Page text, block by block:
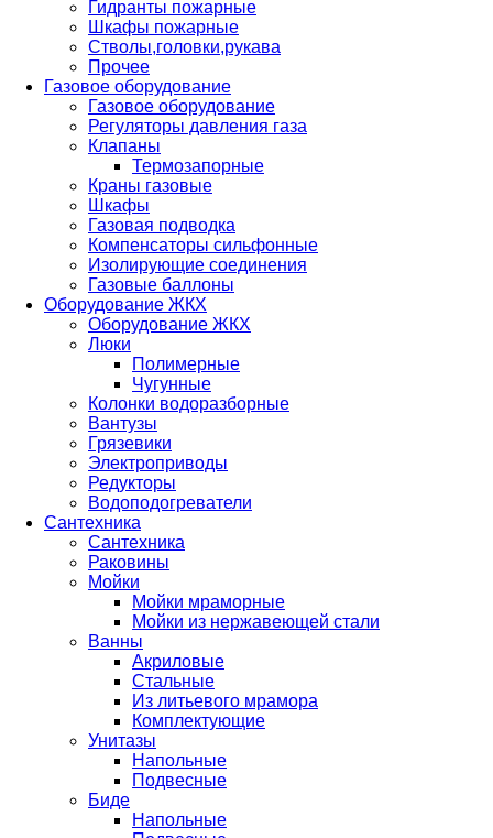
Гидранты пожарные
Шкафы пожарные
Стволы,головки,рукава
Прочее
Газовое оборудование
Газовое оборудование
Регуляторы давления газа
Клапаны
Термозапорные
Краны газовые
Шкафы
Газовая подводка
Компенсаторы сильфонные
Изолирующие соединения
Газовые баллоны
Оборудование ЖКХ
Оборудование ЖКХ
Люки
Полимерные
Чугунные
Колонки водоразборные
Вантузы
Грязевики
Электроприводы
Редукторы
Водоподогреватели
Сантехника
Сантехника
Раковины
Мойки
Мойки мраморные
Мойки из нержавеющей стали
Ванны
Акриловые
Стальные
Из литьевого мрамора
Комплектующие
Унитазы
Напольные
Подвесные
Биде
Напольные